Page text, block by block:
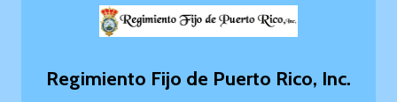
Regimiento Fijo de Puerto Rico, Inc.